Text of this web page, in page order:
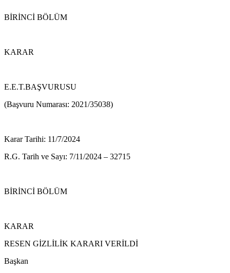
BİRİNCİ BÖLÜM
KARAR
E.E.T.BAŞVURUSU
(Başvuru Numarası: 2021/35038)
Karar Tarihi: 11/7/2024
R.G. Tarih ve Sayı: 7/11/2024 – 32715
BİRİNCİ BÖLÜM
KARAR
RESEN GİZLİLİK KARARI VERİLDİ
Başkan